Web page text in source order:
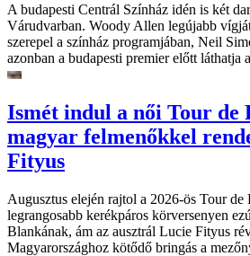
A budapesti Centrál Színház idén is két
Várudvarban. Woody Allen legújabb
szerepel a színház programjában, Neil
azonban a budapesti premier előtt láthatja
Ismét indul a női Tour de
magyar felmenőkkel
Fityus
Augusztus elején rajtol a 2026-ös Tour de
legrangosabb kerékpáros körversenyen
Blankának, ám az ausztrál Lucie Fityus
Magyarországhoz kötődő bringás a